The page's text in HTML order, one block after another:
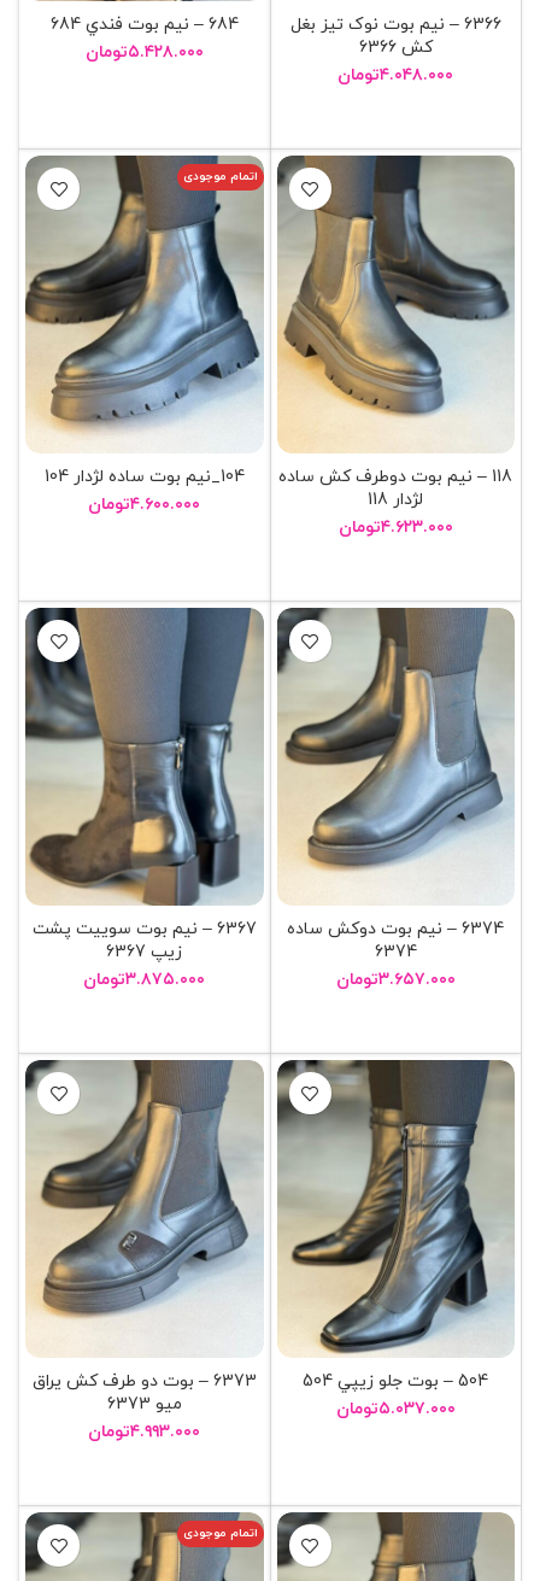
6366 – نيم بوت نوک تيز بغل
کش 6366
۴.۰۴۸.۰۰۰تومان
684 – نيم بوت فندي 684
۵.۴۲۸.۰۰۰تومان
118 – نيم بوت دوطرف کش ساده
لژدار 118
۴.۶۲۳.۰۰۰تومان
اتمام موجودی
104_نیم بوت ساده لژدار 104
۴.۶۰۰.۰۰۰تومان
6374 – نيم بوت دوکش ساده
6374
۳.۶۵۷.۰۰۰تومان
6367 – نيم بوت سوييت پشت
زيپ 6367
۳.۸۷۵.۰۰۰تومان
504 – بوت جلو زيپي 504
۵.۰۳۷.۰۰۰تومان
6373 – بوت دو طرف کش يراق
ميو 6373
۴.۹۹۳.۰۰۰تومان
اتمام موجودی